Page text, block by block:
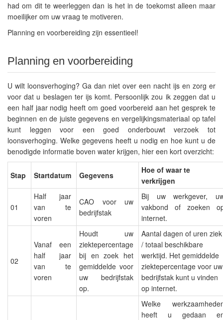
had om dit te weerleggen dan is het in de toekomst alleen maar
moeilijker om uw vraag te motiveren.
Planning en voorbereiding zijn essentieel!
Planning en voorbereiding
U wilt loonsverhoging? Ga dan niet over een nacht ijs en zorg er
voor dat u beslagen ter ijs komt. Persoonlijk zou ik zeggen dat u
een half jaar nodig heeft om goed voorbereid aan het gesprek te
beginnen en de juiste gegevens en vergelijkingsmateriaal op tafel
kunt leggen voor een goed onderbouwt verzoek tot
loonsverhoging. Welke gegevens heeft u nodig en hoe kunt u de
benodigde informatie boven water krijgen, hier een kort overzicht:
Stap Startdatum Gegevens
Hoe of waar te
verkrijgen
01
Half jaar
van te
voren
CAO voor uw
bedrijfstak
Bij uw werkgever,
vakbond of zoeken
internet.
02
Vanaf een
half jaar
van te
voren
Houdt uw
ziektepercentage
bij en zoek het
gemiddelde voor
uw bedrijfstak
op.
Aantal dagen of uren ziek
/ totaal beschikbare
werktijd. Het gemiddelde
ziektepercentage voor uw
bedrijfstak kunt u vinden
op internet.
Welke
heeft u gedaan